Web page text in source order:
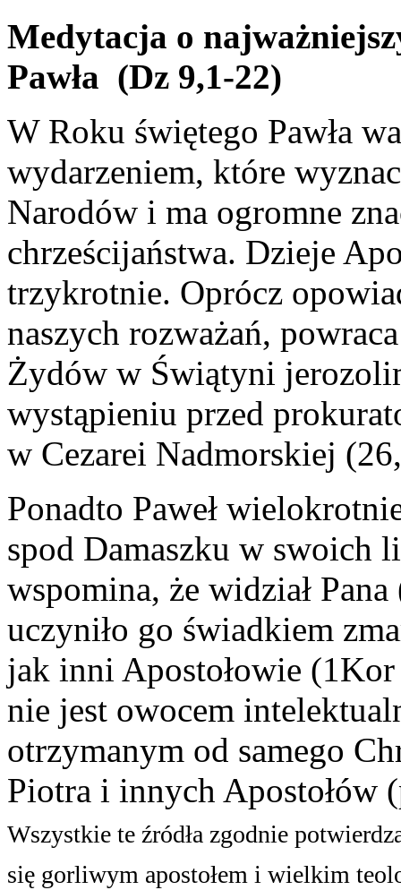
Medytacja o
Pawła (Dz 9,1-22)
W Roku świętego Pawła
wydarzeniem, które
Narodów i ma ogromne
chrześcijaństwa. Dzieje
trzykrotnie. Oprócz
naszych rozważań,
Żydów w Świątyni
wystąpieniu przed
w Cezarei Nadmorskiej
Ponadto Paweł
spod Damaszku w swoich
wspomina, że widział
uczyniło go świadkiem
jak inni Apostołowie
nie jest owocem
otrzymanym od samego
Piotra i innych Apostołów
Wszystkie te źródła zgodnie
się gorliwym apostołem i wielkim